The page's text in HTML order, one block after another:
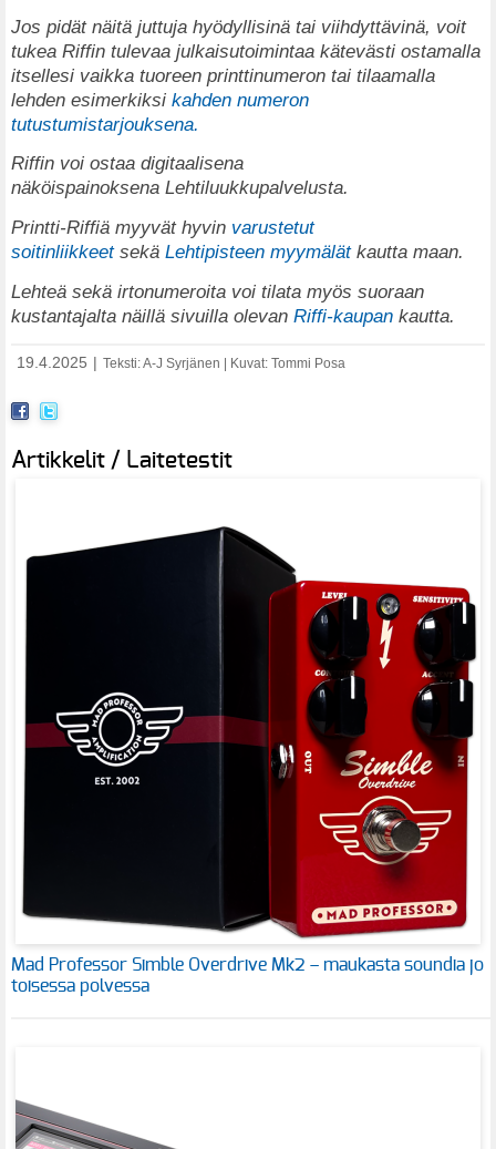
Jos pidät näitä juttuja hyödyllisinä tai viihdyttävinä, voit
tukea Riffin tulevaa julkaisutoimintaa kätevästi ostamalla
itsellesi vaikka tuoreen printtinumeron tai tilaamalla
lehden esimerkiksi kahden numeron
tutustumistarjouksena.
Riffin voi ostaa digitaalisena
näköispainoksena Lehtiluukkupalvelusta.
Printti-Riffiä myyvät hyvin varustetut
soitinliikkeet sekä Lehtipisteen myymälätkautta maan.
Lehteä sekä irtonumeroita voi tilata myös suoraan
kustantajalta näillä sivuilla olevan Riffi-kaupan kautta.
19.4.2025 | Teksti: A-J Syrjänen | Kuvat: Tommi Posa
Artikkelit / Laitetestit
Mad Professor Simble Overdrive Mk2 – maukasta soundia jo
toisessa polvessa